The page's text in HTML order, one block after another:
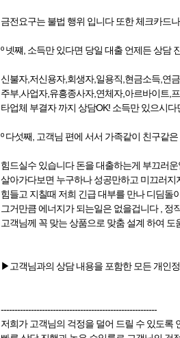
금전요구는 불법 행위 입니다 또한 체크카드
º 넷쨰, 소득만 있다면 당일 대출 언제든 상담
신불자,저신용자,회생자,일용직,현금소득,연
주부,사업자,유흥종사자,연체자,아르바이트,
타업체 부결자 까지 상담OK! 소득만 있으시
º 다섯째, 고객님 편에 서서 가족같이 친구같
힘드실수 있습니다 돈을 대출하는게 부끄러
살아가다보면 누구하나 성공만하고 미끄러지
힘들고 지칠때 저희 긴급 대부를 만나 디딤돌
그거만큼 에너지가 되는일은 없을겁니다 , 정
고객님께 꼭 맞는 상품으로 맞춤 설계 하여 도
▶고객님과의 상담 내용을 포함한 모든 개인
---------------------------------------------------------
저희가 고객님의 걱정을 덜어 드릴 수 있도록